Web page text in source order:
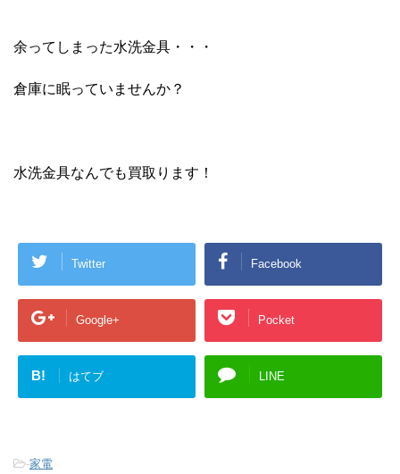
余ってしまった水洗金具・・・
倉庫に眠っていませんか？
水洗金具なんでも買取ります！
Twitter Facebook
Google+ Pocket
B! はてブ LINE
-家電